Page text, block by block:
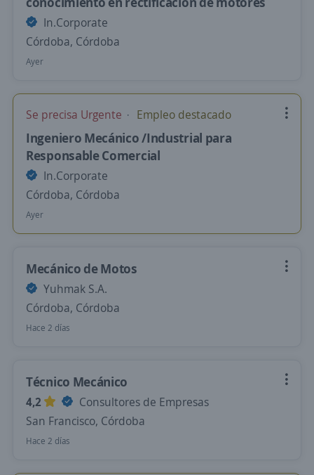
In.Corporate
Córdoba, Córdoba
Ayer
Se precisa Urgente Empleo destacado
Ingeniero Mecánico /Industrial para
Responsable Comercial
In.Corporate
Córdoba, Córdoba
Ayer
Mecánico de Motos
Yuhmak S.A.
Córdoba, Córdoba
Hace 2 días
Técnico Mecánico
4,2
Consultores de Empresas
San Francisco, Córdoba
Hace 2 días